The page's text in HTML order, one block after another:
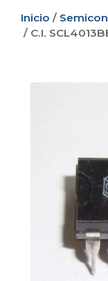
Inicio /
/ C.I.